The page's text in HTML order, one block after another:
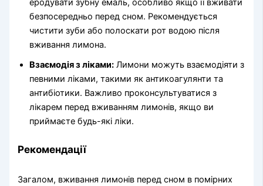
еродувати зубну емаль, особливо якщо її вживати
безпосередньо перед сном. Рекомендується
чистити зуби або полоскати рот водою після
вживання лимона.
Взаємодія з ліками: Лимони можуть взаємодіяти з
певними ліками, такими як антикоагулянти та
антибіотики. Важливо проконсультуватися з
лікарем перед вживанням лимонів, якщо ви
приймаєте будь-які ліки.
Рекомендації
Загалом, вживання лимонів перед сном в помірних